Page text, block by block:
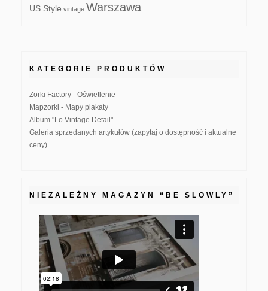
US Style vintage Warszawa
KATEGORIE PRODUKTÓW
Zorki Factory - Oświetlenie
Mapzorki - Mapy plakaty
Album "Lo Vintage Detail"
Galeria sprzedanych artykułów (zapytaj o dostępność i aktualne
ceny)
NIEZALEŻNY MAGAZYN “BE SLOWLY”